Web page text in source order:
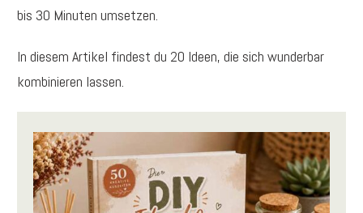
bis 30 Minuten umsetzen.
In diesem Artikel findest du 20 Ideen, die sich wunderbar
kombinieren lassen.